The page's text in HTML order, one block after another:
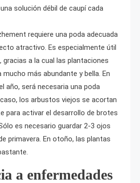
solución débil de caupí cada
requiere una poda adecuada
atractivo. Es especialmente útil
a la cual las plantaciones
más abundante y bella. En
año, será necesaria una poda
los arbustos viejos se acortan
para activar el desarrollo de brotes
es necesario guardar 2-3 ojos
primavera. En otoño, las plantas
a enfermedades